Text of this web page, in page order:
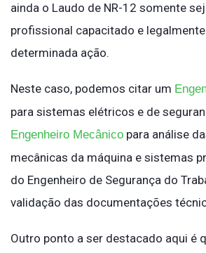
ainda o Laudo de NR-12 somente
profissional capacitado e
determinada ação.
Neste caso, podemos citar um
para sistemas elétricos e de
Engenheiro Mecânico para análise
mecânicas da máquina e sistemas
do Engenheiro de Segurança do
validação das documentações
Outro ponto a ser destacado aqui é